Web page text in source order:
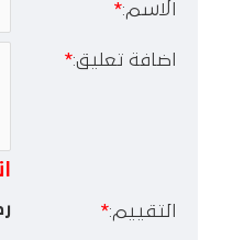
الاسم:
اضافة تعليق:
التقييم: